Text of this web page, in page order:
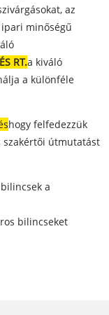
az
minőségű
RT.a kiváló
a különféle
hogy felfedezzük
szakértői útmutatást
a
bilincseket